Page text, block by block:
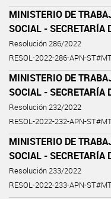
MINISTERIO DE
SOCIAL - SECRETARÍA
Resolución 286/2022
RESOL-2022-286-APN-
MINISTERIO DE
SOCIAL - SECRETARÍA
Resolución 232/2022
RESOL-2022-232-APN-
MINISTERIO DE
SOCIAL - SECRETARÍA
Resolución 233/2022
RESOL-2022-233-APN-